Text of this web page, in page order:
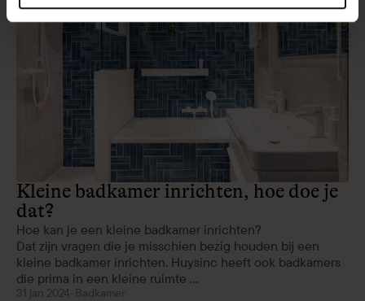
Kleine badkamer inrichten, hoe doe je
dat?
Hoe kan je een kleine badkamer inrichten?
Dat zijn vragen die je misschien bezig houden bij een
kleine badkamer inrichten. Huysinc heeft ook badkamers
die prima in een kleine ruimte ...
31 jan 2024-Badkamer